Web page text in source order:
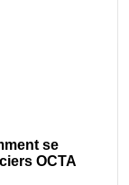
se
OCTA